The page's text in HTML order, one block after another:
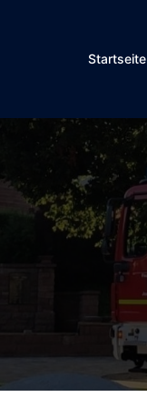
Startseite